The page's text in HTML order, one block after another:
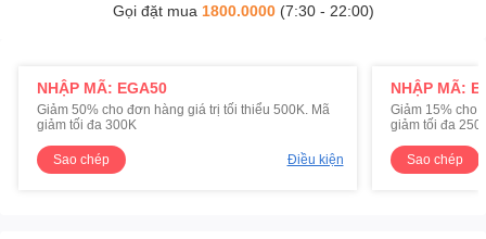
Gọi đặt mua 1800.0000(7:30 - 22:00)
NHẬP MÃ: EGA50
Giảm 50% cho đơn hàng giá trị tối thiểu 500K. Mã
giảm tối đa 300K
Sao chép Điều kiện
NHẬP MÃ:
Giảm 15% cho
giảm tối đa
Sao chép